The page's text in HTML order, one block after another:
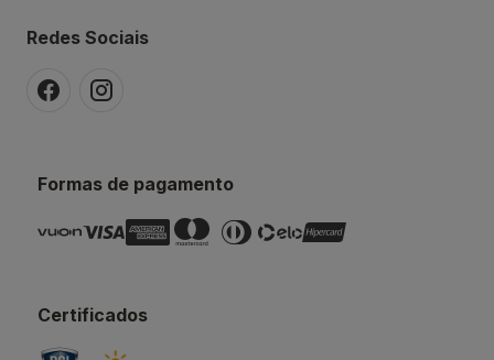
Redes Sociais
Formas de pagamento
Certificados